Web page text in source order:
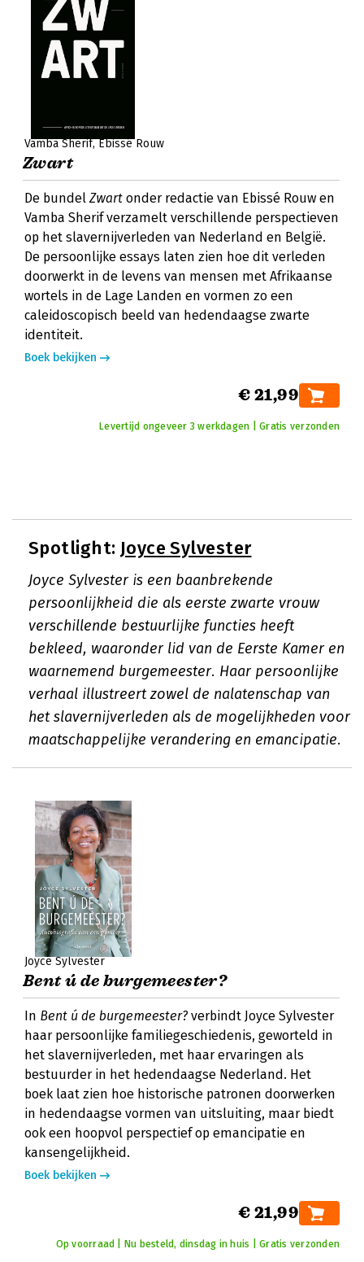
Vamba Sherif Ebissé Rouw
Zwart
De bundel Zwart onder redactie van Ebissé Rouw en
Vamba Sherif verzamelt verschillende perspectieven
op het slavernijverleden van Nederland en België.
De persoonlijke essays laten zien hoe dit verleden
doorwerkt in de levens van mensen met Afrikaanse
wortels in de Lage Landen en vormen zo een
caleidoscopisch beeld van hedendaagse zwarte
identiteit.
Boek bekijken
€ 21,99
Levertijd ongeveer 3 werkdagen | Gratis verzonden
Spotlight: Joyce Sylvester
Joyce Sylvester is een baanbrekende
persoonlijkheid die als eerste zwarte vrouw
verschillende bestuurlijke functies heeft
bekleed, waaronder lid van de Eerste Kamer en
waarnemend burgemeester. Haar persoonlijke
verhaal illustreert zowel de nalatenschap van
het slavernijverleden als de mogelijkheden voor
maatschappelijke verandering en emancipatie.
Joyce Sylvester
Bent ú de burgemeester?
In Bent ú de burgemeester? verbindt Joyce Sylvester
haar persoonlijke familiegeschiedenis, geworteld in
het slavernijverleden, met haar ervaringen als
bestuurder in het hedendaagse Nederland. Het
boek laat zien hoe historische patronen doorwerken
in hedendaagse vormen van uitsluiting, maar biedt
ook een hoopvol perspectief op emancipatie en
kansengelijkheid.
Boek bekijken
€ 21,99
Op voorraad | Nu besteld, dinsdag in huis | Gratis verzonden